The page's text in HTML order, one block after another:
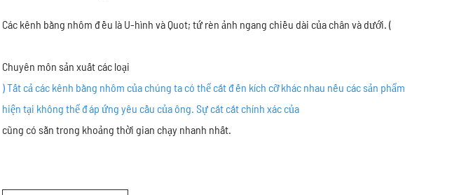
Các kênh bằng nhôm đều là U-hình và Quot; tứ rèn ảnh ngang chiều dài của chân và dưới. (
Chuyên môn sản xuất các loại
) Tất cả các kênh bằng nhôm của chúng ta có thể cắt đến kích cỡ khác nhau nếu các sản phẩm
hiện tại không thể đáp ứng yêu cầu của ông. Sự cắt cắt chính xác của
cũng có sẵn trong khoảng thời gian chạy nhanh nhất.